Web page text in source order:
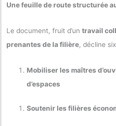
Une feuille de route structurée
Le document, fruit d’un travail
prenantes de la filière, décline
Mobiliser les maîtres
d’espaces
Soutenir les filières